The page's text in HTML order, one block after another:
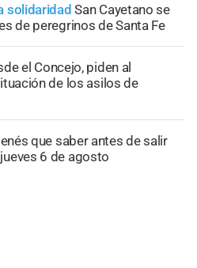
solidaridad San Cayetano se
de peregrinos de Santa Fe
el Concejo, piden al
de los asilos de
que saber antes de salir
6 de agosto